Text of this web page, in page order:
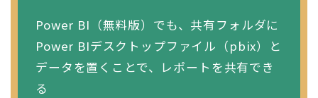
Power BI（無料版）でも、共有フォルダに
Power BIデスクトップファイル（pbix）と
データを置くことで、レポートを共有でき
る